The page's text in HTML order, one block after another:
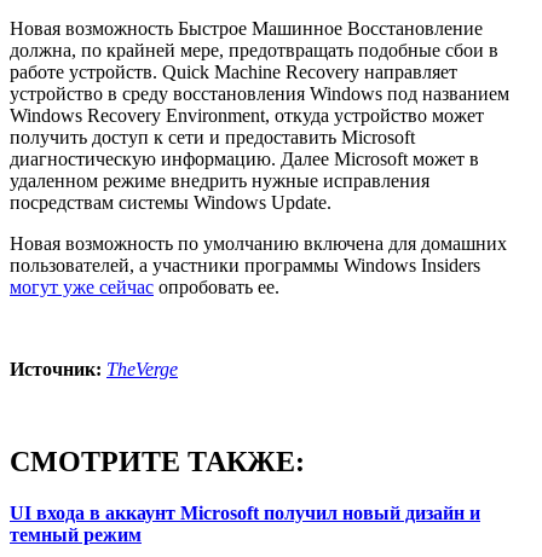
Новая возможность Быстрое Машинное Восстановление
должна, по крайней мере, предотвращать подобные сбои в
работе устройств. Quick Machine Recovery направляет
устройство в среду восстановления Windows под названием
Windows Recovery Environment, откуда устройство может
получить доступ к сети и предоставить Microsoft
диагностическую информацию. Далее Microsoft может в
удаленном режиме внедрить нужные исправления
посредствам системы Windows Update.
Новая возможность по умолчанию включена для домашних
пользователей, а участники программы Windows Insiders
могут уже сейчас опробовать ее.
Источник: TheVerge
СМОТРИТЕ ТАКЖЕ:
UI входа в аккаунт Microsoft получил новый дизайн и
темный режим